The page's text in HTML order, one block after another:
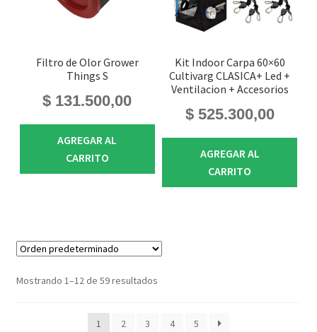
Filtro de Olor Grower
Things S
$ 131.500,00
AGREGAR AL
CARRITO
Kit Indoor Carpa 60×60
Cultivarg CLASICA+ Led +
Ventilacion + Accesorios
$525.300,00
AGREGAR AL
CARRITO
Mostrando 1–12 de 59 resultados
1 2 3 4 5